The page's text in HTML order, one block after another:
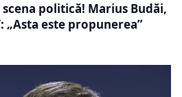
politică! Marius Budăi,
„Asta este propunerea”